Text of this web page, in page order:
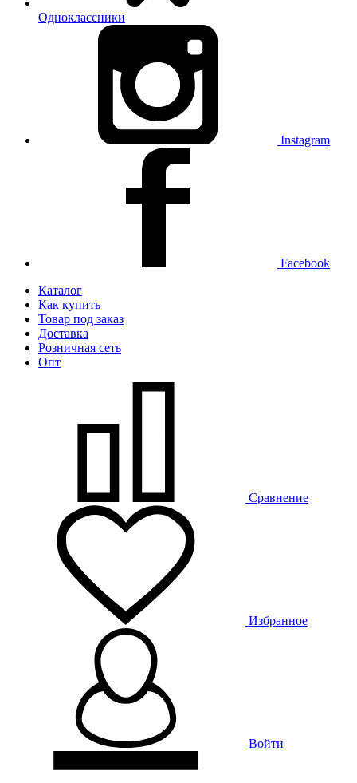
Одноклассники
Instagram
Facebook
Каталог
Как купить
Товар под заказ
Доставка
Розничная сеть
Опт
Сравнение
Избранное
Войти